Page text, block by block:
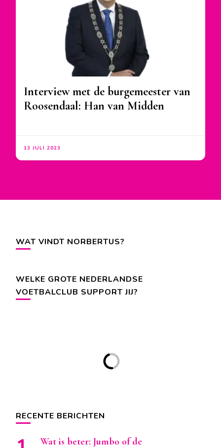
Interview met de burgemeester van
Roosendaal: Han van Midden
13 JULI 2023
WAT VINDT NORBERTUS?
WELKE GROTE NEDERLANDSE
VOETBALCLUB SUPPORT JIJ?
RECENTE BERICHTEN
Wat is beter: Jumbo of de